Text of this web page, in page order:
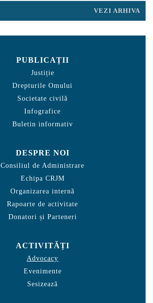
VEZI ARHIVA
PUBLICAȚII
Justiție
Drepturile Omului
Societate civilă
Infografice
Buletin informativ
DESPRE NOI
Consiliul de Administrare
Echipa CRJM
Organizarea internă
Rapoarte de activitate
Donatori și Parteneri
ACTIVITĂȚI
Advocacy
Evenimente
Sesizează